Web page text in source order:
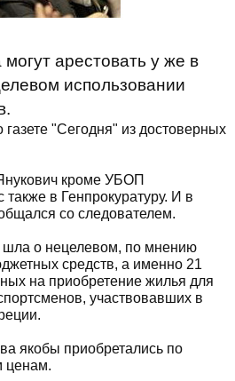
арестовать у же в
использовании
газете "Сегодня" из достоверных
кроме УБОП
в Генпрокуратуру. И в
со следователем.
шла о нецелевом, по мнению
средств, а именно 21
на приобретение жилья для
участвовавших в
якобы приобретались по
ценам.